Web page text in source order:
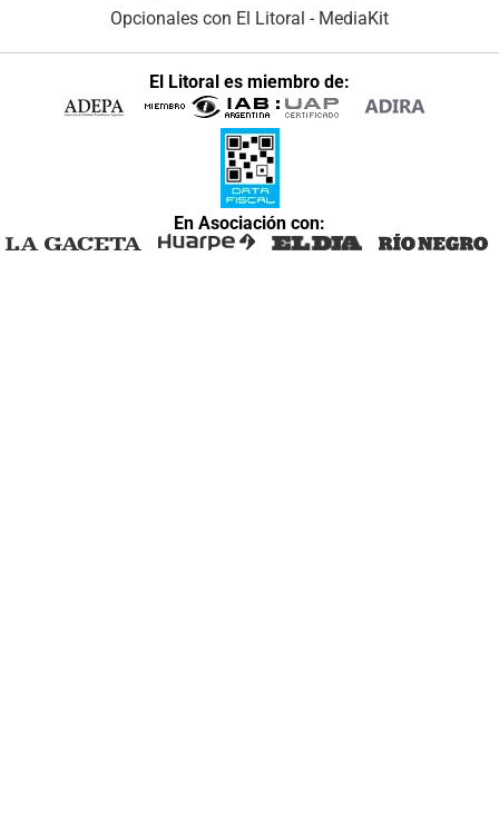
Opcionales con El Litoral - MediaKit
El Litoral es miembro de:
En Asociación con: